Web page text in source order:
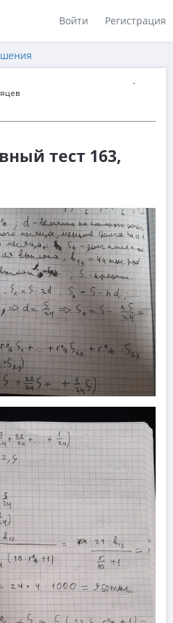
Войти Регистрация
тест 163,